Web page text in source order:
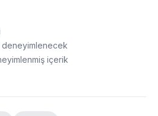
deneyimlenecek
içerik